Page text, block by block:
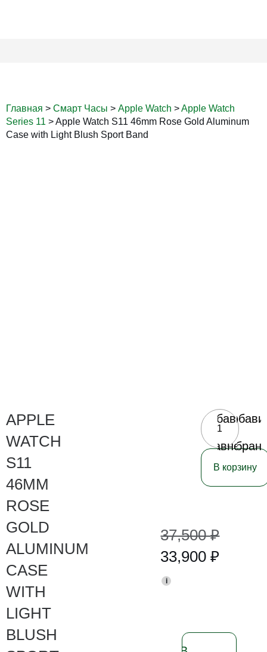
Главная > Смарт Часы > Apple Watch >Apple Watch
Series 11 >Apple Watch S11 46mm Rose Gold Aluminum
Case with Light Blush Sport Band
APPLE
WATCH
S11
46MM
ROSE
GOLD
ALUMINUM
CASE
WITH
LIGHT
BLUSH
37,500₽
33,900₽
i
В корзину
Добавить
в
сравнение